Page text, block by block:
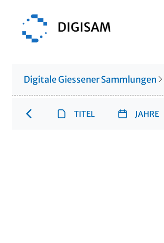
Digitale Giessener Sammlungen
TITEL JAHRE